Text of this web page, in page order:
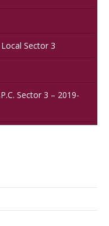
Sector 3
Sector 3 – 2019-